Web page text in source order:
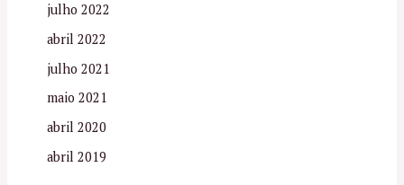
julho 2022
abril 2022
julho 2021
maio 2021
abril 2020
abril 2019